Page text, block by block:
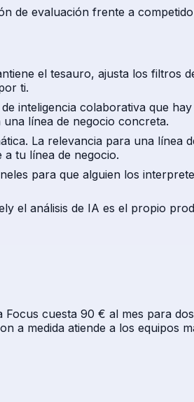
de evaluación frente a
el tesauro, ajusta los filtros
ti.
inteligencia colaborativa que
línea de negocio concreta.
La relevancia para una línea
tu línea de negocio.
para que alguien los
el análisis de IA es el propio
cuesta 90 € al mes para
medida atiende a los equipos